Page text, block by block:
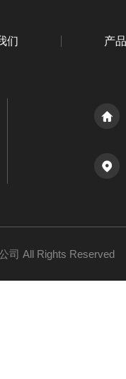
们 产
司 All Rights Reserved